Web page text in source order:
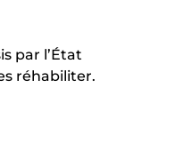
par l’État
réhabiliter.